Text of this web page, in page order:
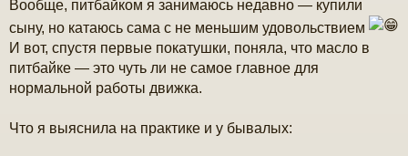
Вообще, питбайком я занимаюсь недавно — купили
сыну, но катаюсь сама с не меньшим удовольствием
И вот, спустя первые покатушки, поняла, что масло в
питбайке — это чуть ли не самое главное для
нормальной работы движка.
Что я выяснила на практике и у бывалых: